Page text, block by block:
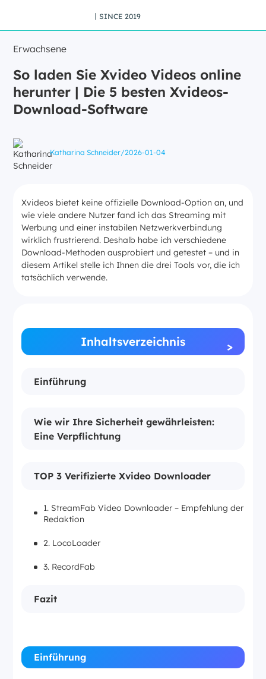
丨SINCE 2019
Erwachsene
So laden Sie Xvideo Videos online
herunter | Die 5 besten Xvideos-
Download-Software
Katharina Schneider/2026-01-04
Xvideos bietet keine offizielle Download-Option an, und
wie viele andere Nutzer fand ich das Streaming mit
Werbung und einer instabilen Netzwerkverbindung
wirklich frustrierend. Deshalb habe ich verschiedene
Download-Methoden ausprobiert und getestet – und in
diesem Artikel stelle ich Ihnen die drei Tools vor, die ich
tatsächlich verwende.
Inhaltsverzeichnis
Einführung
Wie wir Ihre Sicherheit gewährleisten:
Eine Verpflichtung
TOP 3 Verifizierte Xvideo Downloader
1. StreamFab Video Downloader – Empfehlung der
Redaktion
2. LocoLoader
3. RecordFab
Fazit
Einführung